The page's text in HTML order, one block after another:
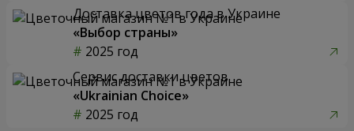
Доставка цветов года в Украине
«Выбор страны»
2025 год
Сервис доставки цветов
«Ukrainian Choice»
2025 год